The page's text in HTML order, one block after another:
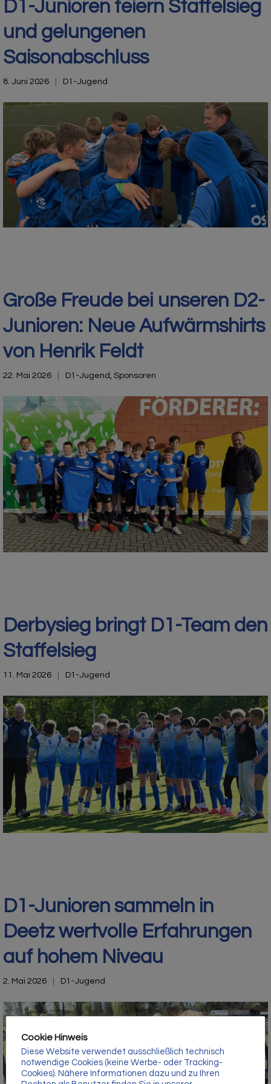
D1-Junioren feiern Staffelsieg
und gelungenen
Saisonabschluss
8. Juni 2026 D1-Jugend
Große Freude bei unseren D2-
Junioren: Neue Aufwärmshirts
von Henrik Feldt
22. Mai 2026 D1-Jugend Sponsoren
Derbysieg bringt D1-Team den
Staffelsieg
11. Mai 2026 D1-Jugend
D1-Junioren sammeln in
Deetz wertvolle Erfahrungen
auf hohem Niveau
2. Mai 2026 D1-Jugend
Cookie Hinweis
Diese Website verwendet ausschließlich technisch
notwendige Cookies (keine Werbe- oder Tracking-
Cookies). Nähere Informationen dazu und zu Ihren